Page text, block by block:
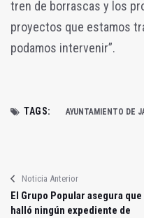
tren de borrascas y los
proyectos que estamos
podamos intervenir”.
TAGS: AYUNTAMIENTO DE
Noticia Anterior
El Grupo Popular asegura que
halló ningún expediente de